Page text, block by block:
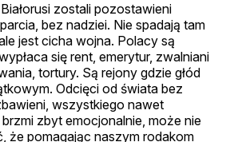
zostali pozostawieni
bez nadziei. Nie spadają tam
jest cicha wojna. Polacy są
się rent, emerytur, zwalniani
tortury. Są rejony gdzie głód
Odcięci od świata bez
wszystkiego nawet
zbyt emocjonalnie, może nie
że pomagając naszym rodakom